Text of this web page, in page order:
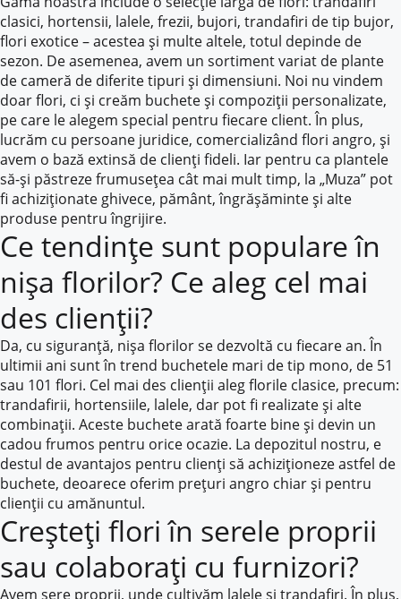
clasici, hortensii, lalele, frezii, bujori, trandafiri de tip bujor,
flori exotice – acestea și multe altele, totul depinde de
sezon. De asemenea, avem un sortiment variat de plante
de cameră de diferite tipuri și dimensiuni. Noi nu vindem
doar flori, ci și creăm buchete și compoziții personalizate,
pe care le alegem special pentru fiecare client. În plus,
lucrăm cu persoane juridice, comercializând flori angro, și
avem o bază extinsă de clienți fideli. Iar pentru ca plantele
să-și păstreze frumusețea cât mai mult timp, la „Muza” pot
fi achiziționate ghivece, pământ, îngrășăminte și alte
produse pentru îngrijire.
Ce tendințe sunt populare în
nișa florilor? Ce aleg cel mai
des clienții?
Da, cu siguranță, nișa florilor se dezvoltă cu fiecare an. În
ultimii ani sunt în trend buchetele mari de tip mono, de 51
sau 101 flori. Cel mai des clienții aleg florile clasice, precum:
trandafirii, hortensiile, lalele, dar pot fi realizate și alte
combinații. Aceste buchete arată foarte bine și devin un
cadou frumos pentru orice ocazie. La depozitul nostru, e
destul de avantajos pentru clienți să achiziționeze astfel de
buchete, deoarece oferim prețuri angro chiar și pentru
clienții cu amănuntul.
Creșteți flori în serele proprii
sau colaborați cu furnizori?
Avem sere proprii, unde cultivăm lalele și trandafiri. În plus,